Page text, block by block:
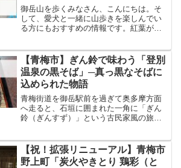
モネード」訪問記
御岳山を歩くみなさん、こんにちは。そ
して、愛犬と一緒に山歩きを楽しんでい
る方にもおすすめの情報です。紅葉が鮮
ルカーの御岳山駅を降りると、すぐ目の
前に見えてくるのが「山...
【青梅市】ぎん鈴で味わう「登別
温泉の黒そば」─真っ黒なそばに
込められた物語
青梅街道を御岳駅前を過ぎて奥多摩方面
へ走ると、石垣に囲まれた一角に「ぎん
鈴（ぎんすず）」という古民家風の旅館
処としても営業しており、北海道のそば
粉を使った“黒いそば”...
【祝！拡張リニューアル】青梅市
野上町「炭火やきとり 鶏彩（と